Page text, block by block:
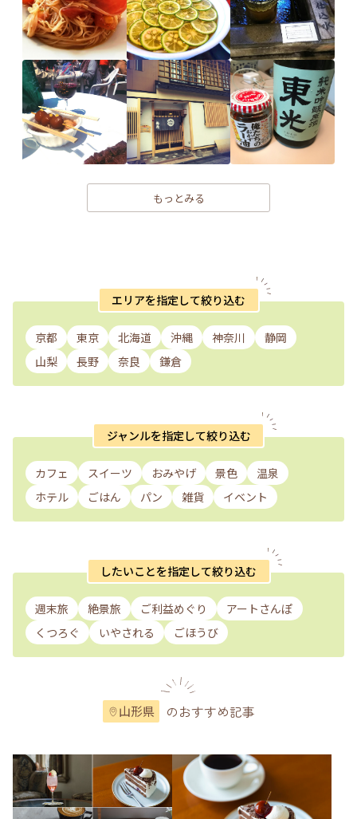
もっとみる
エリアを指定して絞り込む
京都 東京 北海道 沖縄 神奈川
静岡
山梨
長野 奈良 鎌倉
ジャンルを指定して絞り込む
カフェ スイーツ おみやげ 景色
温泉
ホテル
ごはん パン 雑貨 イベント
したいことを指定して絞り込む
週末旅 絶景旅 ご利益めぐり
アートさんぽ
くつろぐ
いやされる ごほうび
山形県 のおすすめ記事